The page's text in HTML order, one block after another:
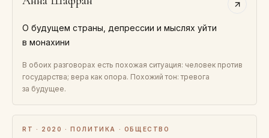
О будущем страны, депрессии и мыслях уйти
в монахини
В обоих разговорах есть похожая ситуация: человек против
государства; вера как опора. Похожий тон: тревога
за будущее.
RT · 2020 · ПОЛИТИКА · ОБЩЕСТВО